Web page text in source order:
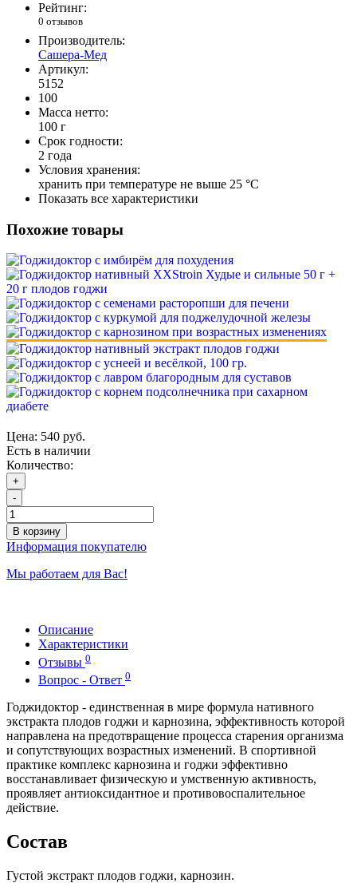
Рейтинг:
0 отзывов
Производитель:
Сашера-Мед
Артикул:
5152
100
Масса нетто:
100 г
Срок годности:
2 года
Условия хранения:
хранить при температуре не выше 25 °С
Показать все характеристики
Похожие товары
Цена: 540 руб.
Есть в наличии
Количество:
+
-
В корзину
Информация покупателю
Мы работаем для Вас!
Описание
Характеристики
Отзывы 0
Вопрос - Ответ 0
Годжидоктор - единственная в мире формула нативного
экстракта плодов годжи и карнозина, эффективность которой
направлена на предотвращение процесса старения организма
и сопутствующих возрастных изменений. В спортивной
практике комплекс карнозина и годжи эффективно
восстанавливает физическую и умственную активность,
проявляет антиоксидантное и противовоспалительное
действие.
Состав
Густой экстракт плодов годжи, карнозин.